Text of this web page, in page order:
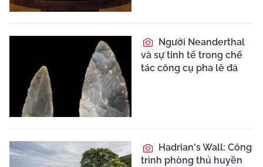
Người Neanderthal
và sự tinh tế trong chế
tác công cụ pha lê đá
Hadrian's Wall: Công
trình phòng thủ huyền